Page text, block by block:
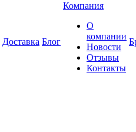
Доставка Блог
Компания
О
компании
Новости
Отзывы
Контакты